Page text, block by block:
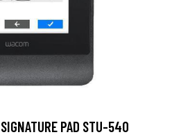
PAD STU-540